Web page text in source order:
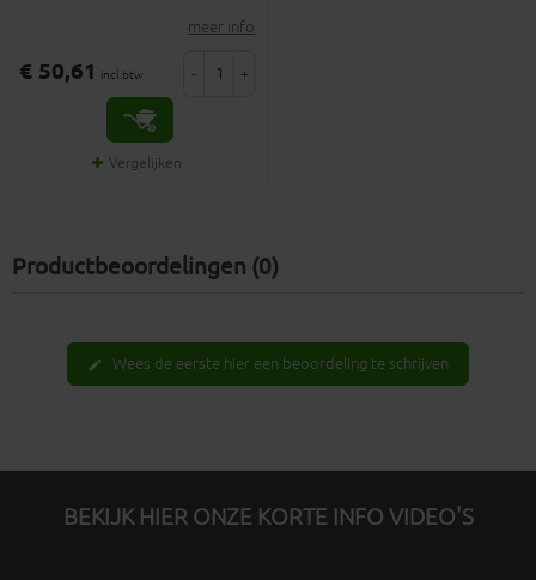
meer info
€ 50,61 incl.btw - +
Vergelijken
Productbeoordelingen (0)
edit Wees de eerste hier een beoordeling te schrijven
BEKIJK HIER ONZE KORTE INFO VIDEO'S